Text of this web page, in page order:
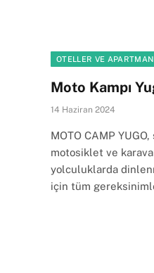
OTELLER VE
Moto Kampı
14 Haziran 2024
MOTO CAMP
motosiklet ve
yolculuklarda
için tüm